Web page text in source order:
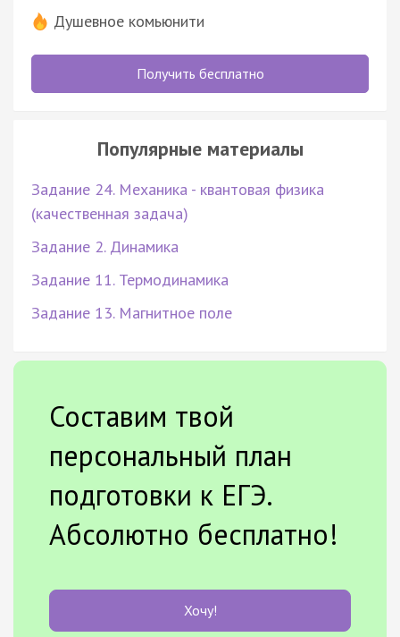
Душевное комьюнити
Получить бесплатно
Популярные материалы
Задание 24. Механика - квантовая физика
(качественная задача)
Задание 2. Динамика
Задание 11. Термодинамика
Задание 13. Магнитное поле
Составим твой
персональный план
подготовки к ЕГЭ.
Абсолютно бесплатно!
Хочу!